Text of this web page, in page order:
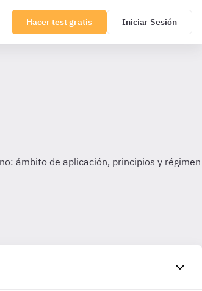
Hacer test gratis Iniciar Sesión
ámbito de aplicación, principios y régimen